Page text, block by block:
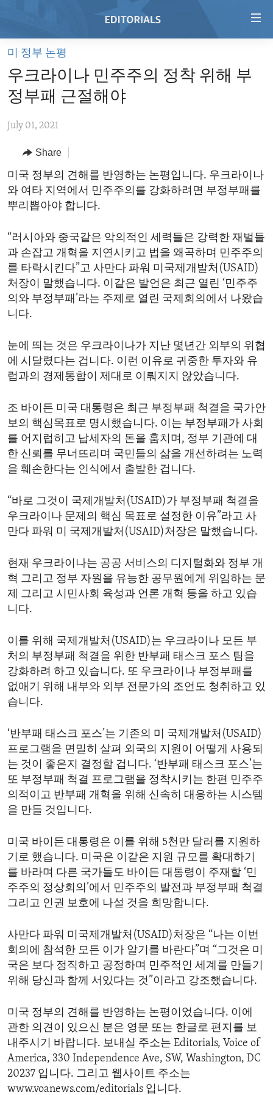
Skip
main
content
to
Navigation
Skip
Search
VIDEO
REGIONS
AFRICA
AMERICAS
ASIA
MIDDLE EAST
TOPICS
HUMAN RIGHTS
SECURITY AND DEFENSE
DEMOCRACY AND GOVERNANCE
ECONOMY AND TRADE
ENVIRONMENT AND HEALTH
IDEALS AND INSTITUTIONS
ARCHIVE
ABOUT US
FOLLOW US
미 정부 논평
우크라이나 민주주의 정착 위해 부
정부패 근절해야
July 01, 2021
Share
미국 정부의 견해를 반영하는 논평입니다. 우크라이나
와 여타 지역에서 민주주의를 강화하려면 부정부패를
뿌리뽑아야 합니다.
“러시아와 중국같은 악의적인 세력들은 강력한 재벌들
과 손잡고 개혁을 지연시키고 법을 왜곡하며 민주주의
를 타락시킨다”고 사만다 파워 미국제개발처(USAID)
처장이 말했습니다. 이같은 발언은 최근 열린 ‘민주주
의와 부정부패’라는 주제로 열린 국제회의에서 나왔습
니다.
눈에 띄는 것은 우크라이나가 지난 몇년간 외부의 위협
에 시달렸다는 겁니다. 이런 이유로 귀중한 투자와 유
럽과의 경제통합이 제대로 이뤄지지 않았습니다.
조 바이든 미국 대통령은 최근 부정부패 척결을 국가안
보의 핵심목표로 명시했습니다. 이는 부정부패가 사회
를 어지럽히고 납세자의 돈을 훔치며, 정부 기관에 대
한 신뢰를 무너뜨리며 국민들의 삶을 개선하려는 노력
을 훼손한다는 인식에서 출발한 겁니다.
“바로 그것이 국제개발처(USAID)가 부정부패 척결을
우크라이나 문제의 핵심 목표로 설정한 이유”라고 사
만다 파워 미 국제개발처(USAID)처장은 말했습니다.
현재 우크라이나는 공공 서비스의 디지털화와 정부 개
혁 그리고 정부 자원을 유능한 공무원에게 위임하는 문
제 그리고 시민사회 육성과 언론 개혁 등을 하고 있습
니다.
이를 위해 국제개발처(USAID)는 우크라이나 모든 부
처의 부정부패 척결을 위한 반부패 태스크 포스 팀을
강화하려 하고 있습니다. 또 우크라이나 부정부패를
없애기 위해 내부와 외부 전문가의 조언도 청취하고 있
습니다.
‘반부패 태스크 포스’는 기존의 미 국제개발처(USAID)
프로그램을 면밀히 살펴 외국의 지원이 어떻게 사용되
는 것이 좋은지 결정할 겁니다. ‘반부패 태스크 포스’는
또 부정부패 척결 프로그램을 정착시키는 한편 민주주
의적이고 반부패 개혁을 위해 신속히 대응하는 시스템
을 만들 것입니다.
미국 바이든 대통령은 이를 위해 5천만 달러를 지원하
기로 했습니다. 미국은 이같은 지원 규모를 확대하기
를 바라며 다른 국가들도 바이든 대통령이 주재할 ‘민
주주의 정상회의’에서 민주주의 발전과 부정부패 척결
그리고 인권 보호에 나설 것을 희망합니다.
사만다 파워 미국제개발처(USAID)처장은 “나는 이번
회의에 참석한 모든 이가 알기를 바란다”며 “그것은 미
국은 보다 정직하고 공정하며 민주적인 세계를 만들기
위해 당신과 함께 서있다는 것”이라고 강조했습니다.
미국 정부의 견해를 반영하는 논평이었습니다. 이에
관한 의견이 있으신 분은 영문 또는 한글로 편지를 보
내주시기 바랍니다. 보내실 주소는 Editorials, Voice of
America, 330 Independence Ave, SW, Washington, DC
20237 입니다. 그리고 웹사이트 주소는
www.voanews.com/editorials 입니다.